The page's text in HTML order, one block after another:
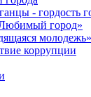
- гордость
город»
молодежь»
коррупции